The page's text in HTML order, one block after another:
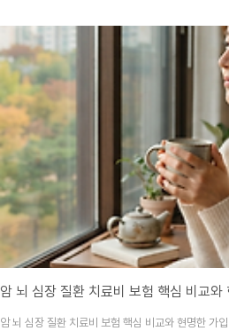
먼저 병을 찾아내는 검사 단계부터 차이가 나요. 암
(NGS) 등 맞춤형 정밀 검사가 필수적이에요. 이 유
건강보험이 적용되는 범위가 넓어졌지만, 여전히 환
훌쩍 넘는 비급여 검사가 추가로 붙..
암 뇌 심장 질환 치료비 보험 핵심 비교와
암 뇌 심장 질환 치료비 보험 핵심 비교와 현명한 가